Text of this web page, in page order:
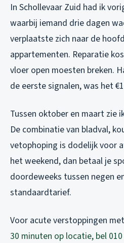
In Schollevaar Zuid had ik
waarbij iemand drie dagen
verplaatste zich naar de
appartementen. Reparatie
vloer open moesten breken.
de eerste signalen, was het
Tussen oktober en maart zie
De combinatie van bladval,
vetophoping is dodelijk voor
het weekend, dan betaal je
doordeweeks tussen negen
standaardtarief.
Voor acute verstoppingen
30 minuten op locatie, bel 010